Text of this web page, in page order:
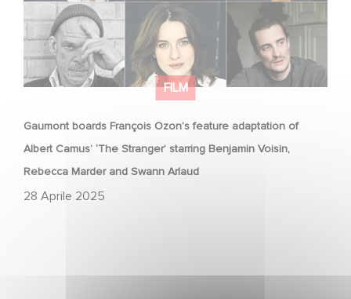
FILM
Gaumont boards François Ozon’s feature adaptation of
Albert Camus’ ‘The Stranger’ starring Benjamin Voisin,
Rebecca Marder and Swann Arlaud
28 Aprile 2025